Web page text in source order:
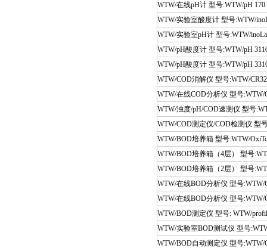
WTW/在线pH计 型号:WTW/pH 170
WTW/实验室酸度计 型号:WTW/
WTW/实验室pH计 型号:WTW/
WTW/pH酸度计 型号:WTW/pH
WTW/pH酸度计 型号:WTW/pH
WTW/COD消解仪 型号:WTW/
WTW/在线COD分析仪 型号:WTW/
WTW/浊度/pH/COD速测仪 型号
WTW/COD测定仪/COD检测仪 型
WTW/BOD培养箱 型号:WTW/
WTW/BOD培养箱（4层） 型号
WTW/BOD培养箱（2层） 型号
WTW/在线BOD分析仪 型号:WTW/
WTW/在线BOD分析仪 型号:WTW/
WTW/BOD测定仪 型号: WTW/
WTW/实验室BOD测试仪 型号
WTW/BOD自动测定仪 型号:WTW/